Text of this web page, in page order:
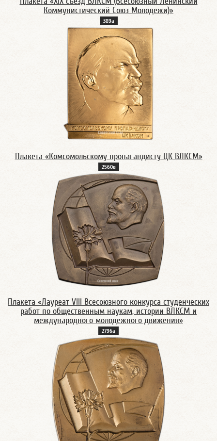
Коммунистический Союз Молодежи)»
389а
Плакета «Комсомольскому пропагандисту ЦК ВЛКСМ»
2560в
Плакета «Лауреат VIII Всесоюзного конкурса студенческих
работ по общественным наукам, истории ВЛКСМ и
международного молодежного движения»
2796а